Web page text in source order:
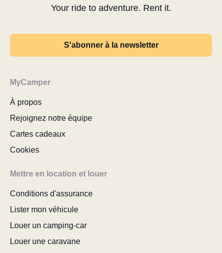
Your ride to adventure. Rent it.
S'abonner à la newsletter
MyCamper
À propos
Rejoignez notre équipe
Cartes cadeaux
Cookies
Mettre en location et louer
Conditions d'assurance
Lister mon véhicule
Louer un camping-car
Louer une caravane